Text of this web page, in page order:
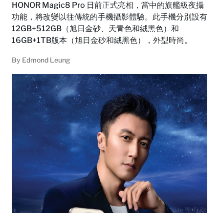
HONOR Magic8 Pro 日前正式亮相，當中的旗艦級夜攝
功能，將改變以往傳統的手機攝影體驗。此手機分別設有
12GB+512GB（旭日金砂、天青色和絨黑色）和
16GB+1TB版本（旭日金砂和絨黑色），外型時尚。
By Edmond Leung